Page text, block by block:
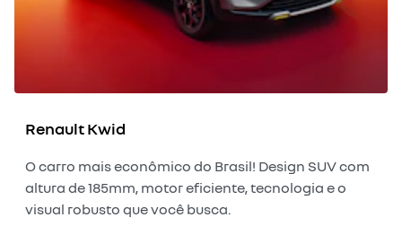
Renault Kwid
O carro mais econômico do Brasil! Design SUV com
altura de 185mm, motor eficiente, tecnologia e o
visual robusto que você busca.